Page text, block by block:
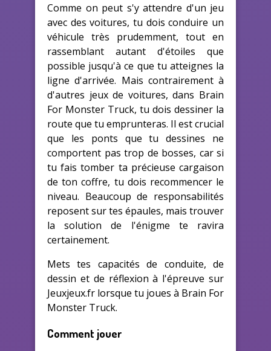
Comme on peut s'y attendre d'un jeu
avec des voitures, tu dois conduire un
véhicule très prudemment, tout en
rassemblant autant d'étoiles que
possible jusqu'à ce que tu atteignes la
ligne d'arrivée. Mais contrairement à
d'autres jeux de voitures, dans Brain
For Monster Truck, tu dois dessiner la
route que tu emprunteras. Il est crucial
que les ponts que tu dessines ne
comportent pas trop de bosses, car si
tu fais tomber ta précieuse cargaison
de ton coffre, tu dois recommencer le
niveau. Beaucoup de responsabilités
reposent sur tes épaules, mais trouver
la solution de l'énigme te ravira
certainement.
Mets tes capacités de conduite, de
dessin et de réflexion à l'épreuve sur
Jeuxjeux.fr lorsque tu joues à Brain For
Monster Truck.
Comment jouer